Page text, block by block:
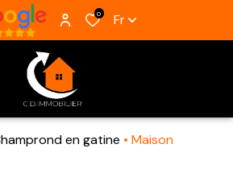
0 Fr
Champrond en gatine Maison